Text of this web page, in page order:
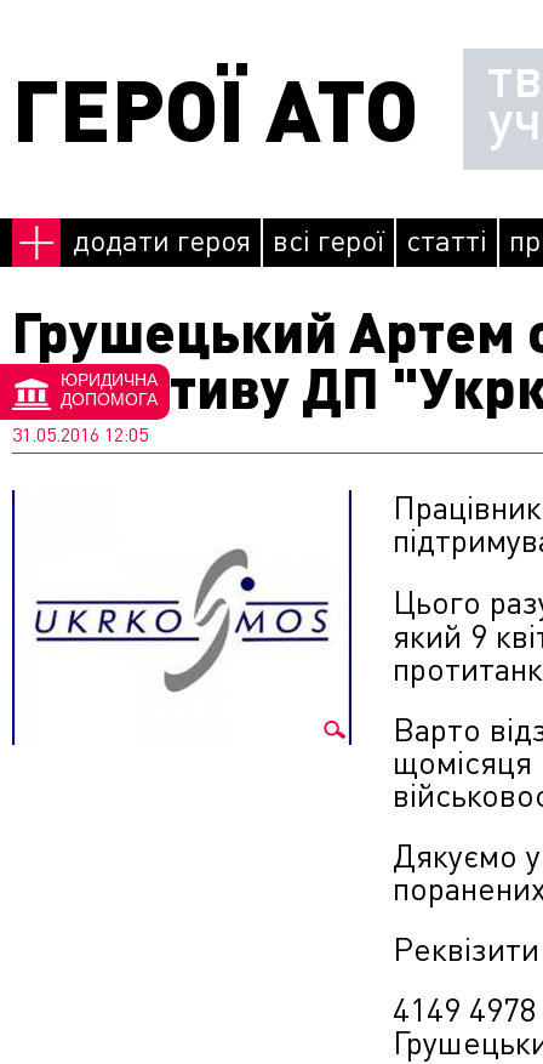
ГЕРОЇ АТО
додати героя всі герої статті
Грушецький Артем
колективу ДП
31.05.2016 12:05
Цього
який 9
Варто
щомісяця
Дякуємо
4149
ЮРИДИЧНА
ДОПОМОГА